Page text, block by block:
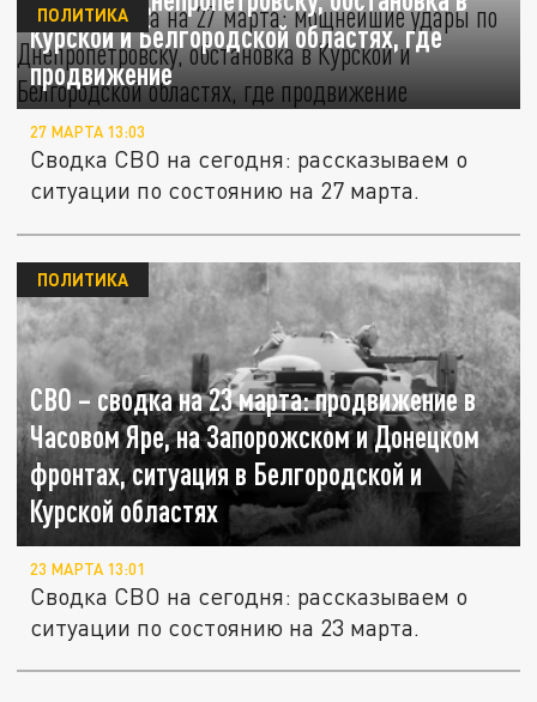
Курской и Белгородской областях, где
продвижение
ПОЛИТИКА
27 МАРТА 13:03
Сводка СВО на сегодня: рассказываем о
ситуации по состоянию на 27 марта.
СВО – сводка на 23 марта: продвижение в
Часовом Яре, на Запорожском и Донецком
фронтах, ситуация в Белгородской и
Курской областях
ПОЛИТИКА
23 МАРТА 13:01
Сводка СВО на сегодня: рассказываем о
ситуации по состоянию на 23 марта.